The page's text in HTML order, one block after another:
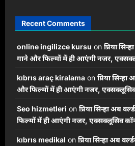
Recent Comments
online ingilizce kursu on प्रिया
गाने और फिल्मों में ही आएंगी नजर,
kıbrıs araç kiralama on प्रिया सिन्हा
और फिल्मों में ही आएंगी नजर, एक्सक्लूसिव
Seo hizmetleri on प्रिया सिन्हा अब
फिल्मों में ही आएंगी नजर, एक्सक्लूसिव
kıbrıs medikal on प्रिया सिन्हा अब